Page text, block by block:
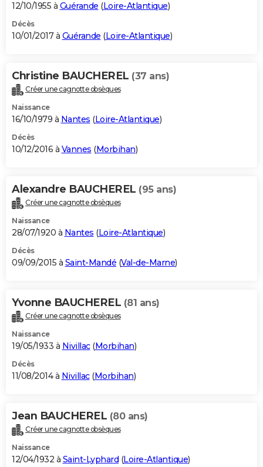
12/10/1955 à Guérande (Loire-Atlantique)
Décès
10/01/2017 à Guérande (Loire-Atlantique)
Christine BAUCHEREL (37 ans)
Créer une cagnotte obsèques
Naissance
16/10/1979 à Nantes (Loire-Atlantique)
Décès
10/12/2016 à Vannes (Morbihan)
Alexandre BAUCHEREL (95 ans)
Créer une cagnotte obsèques
Naissance
28/07/1920 à Nantes (Loire-Atlantique)
Décès
09/09/2015 à Saint-Mandé (Val-de-Marne)
Yvonne BAUCHEREL (81 ans)
Créer une cagnotte obsèques
Naissance
19/05/1933 à Nivillac(Morbihan)
Décès
11/08/2014 à Nivillac(Morbihan)
Jean BAUCHEREL (80 ans)
Créer une cagnotte obsèques
Naissance
12/04/1932 à Saint-Lyphard (Loire-Atlantique)